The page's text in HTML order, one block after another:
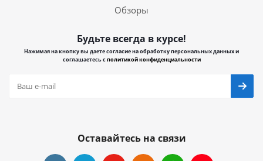
Обзоры
Будьте всегда в курсе!
Нажимая на кнопку вы даете согласие на обработку персональных данных и
соглашаетесь сполитикой конфиденциальности
Оставайтесь на связи